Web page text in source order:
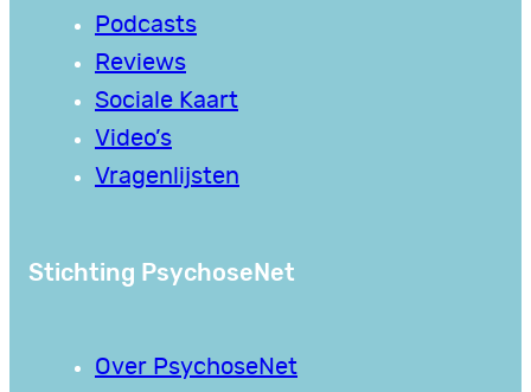
Podcasts
Reviews
Sociale Kaart
Video’s
Vragenlijsten
Stichting PsychoseNet
Over PsychoseNet